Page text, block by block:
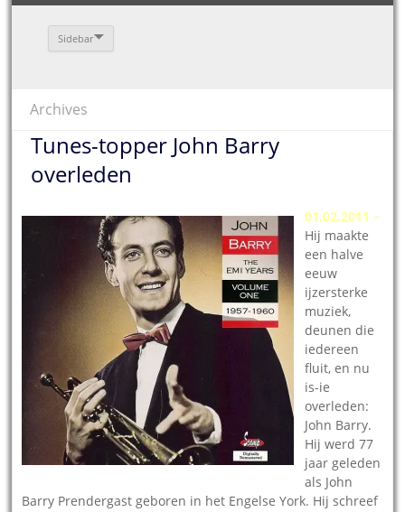
Sidebar
Archives
Tunes-topper John Barry
overleden
01.02.2011 –
Hij maakte
een halve
eeuw
ijzersterke
muziek,
deunen die
iedereen
fluit, en nu
is-ie
overleden:
John Barry.
Hij werd 77
jaar geleden
als John
Barry Prendergast geboren in het Engelse York. Hij schreef